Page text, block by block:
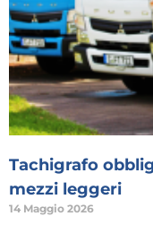
Tachigrafo
mezzi leggeri
14 Maggio 2026